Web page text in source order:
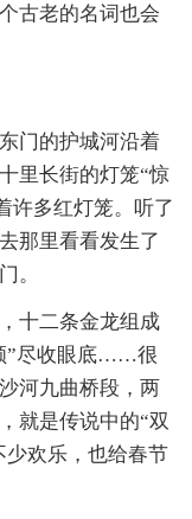
古老的名词也会
门的护城河沿着
里长街的灯笼“惊
许多红灯笼。听了
那里看看发生了
。
十二条金龙组成
”尽收眼底……很
河九曲桥段，两
就是传说中的“双
少欢乐，也给春节